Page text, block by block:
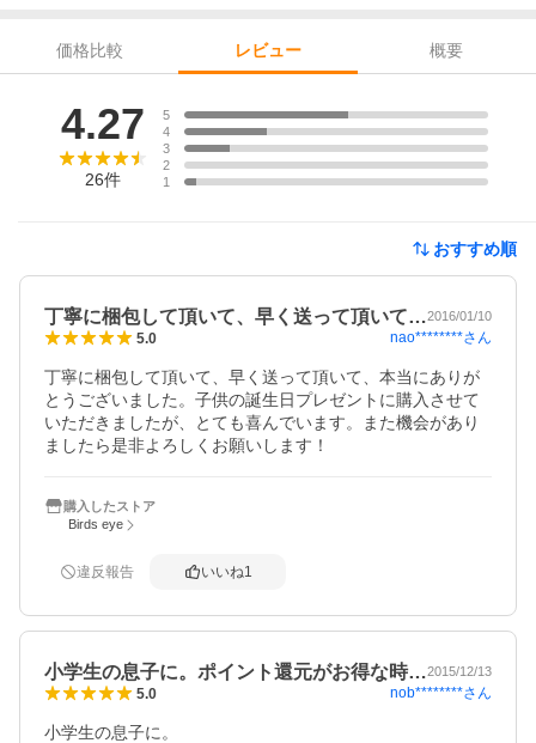
価格比較 レビュー
概要
4.27
26件
5
4
3
2
1
おすすめ順
丁寧に梱包して頂いて、早く送って頂いて…2016/01/10
5.0 nao********さん
丁寧に梱包して頂いて、早く送って頂いて、本当にありが
とうございました。子供の誕生日プレゼントに購入させて
いただきましたが、とても喜んでいます。また機会があり
ましたら是非よろしくお願いします！
購入したストア
Birds eye
違反報告 いいね1
小学生の息子に。ポイント還元がお得な時…2015/12/13
5.0 nob********さん
小学生の息子に。